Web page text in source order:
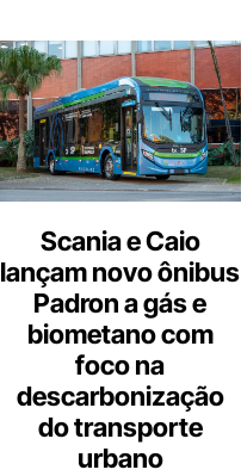
Scania e Caio
lançam novo ônibus
Padron a gás e
biometano com
foco na
descarbonização
do transporte
urbano